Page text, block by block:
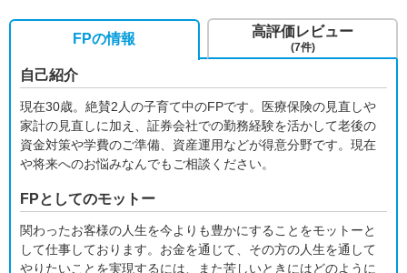
FPの情報
自己紹介
現在30歳。絶賛2人の子育て中のFPです。医療保険の見直しや
家計の見直しに加え、証券会社での勤務経験を活かして老後の
資金対策や学費のご準備、資産運用などが得意分野です。現在
や将来へのお悩みなんでもご相談ください。
FPとしてのモットー
関わったお客様の人生を今よりも豊かにすることをモットーと
して仕事しております。お金を通じて、その方の人生を通して
やりたいことを実現するには、また苦しいときにはどのように
高評価レビュー
(7件)